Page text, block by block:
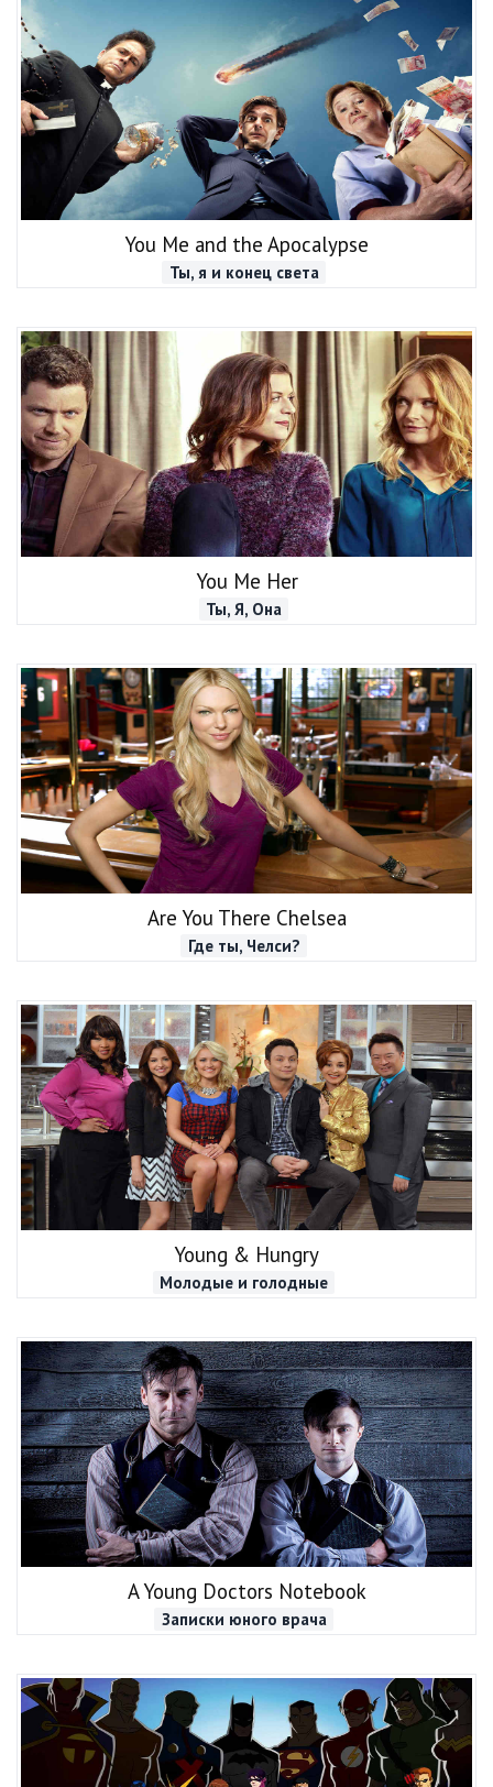
You Me and the Apocalypse
Ты, я и конец света
You Me Her
Ты, Я, Она
Are You There Chelsea
Где ты, Челси?
Young & Hungry
Молодые и голодные
A Young Doctors Notebook
Записки юного врача